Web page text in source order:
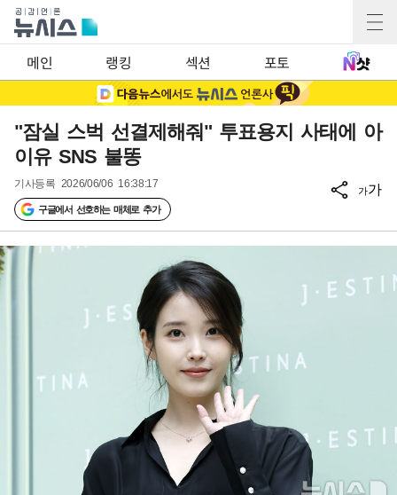
메인 랭킹 섹션 포토
"잠실 스벅 선결제해줘" 투표용지 사태에 아
이유 SNS 불똥
기사등록 2026/06/06 16:38:17
구글에서 선호하는 매체로 추가
가가